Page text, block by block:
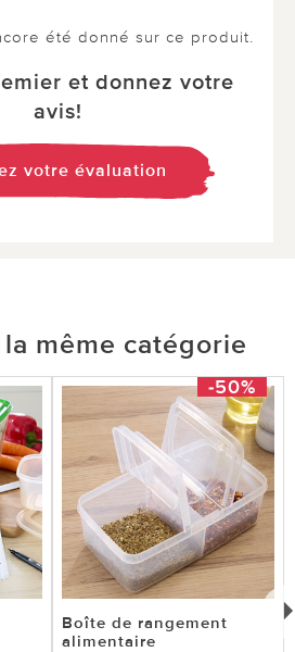
été donné sur ce produit.
et donnez votre
avis!
votre évaluation
même catégorie
-50%
Boîte de rangement
alimentaire